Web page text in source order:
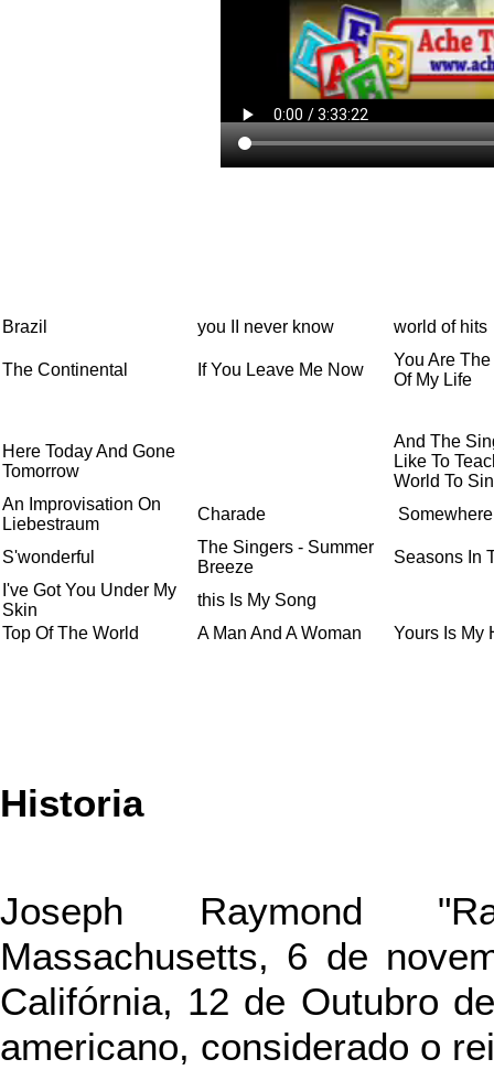
Brazil you II never know world of hits
The Continental If You Leave Me Now
You Are
Of My Life
Here Today And Gone
Tomorrow
And The
Like To
World To
An Improvisation On
Liebestraum
Charade
S'wonderful
The Singers - Summer
Breeze
Seasons In
I've Got You Under My
Skin
this Is My Song
Top Of The World
A Man And A Woman Yours Is My
Historia
Joseph Raymond
Massachusetts, 6 de
Califórnia, 12 de Outubro
americano, considerado o